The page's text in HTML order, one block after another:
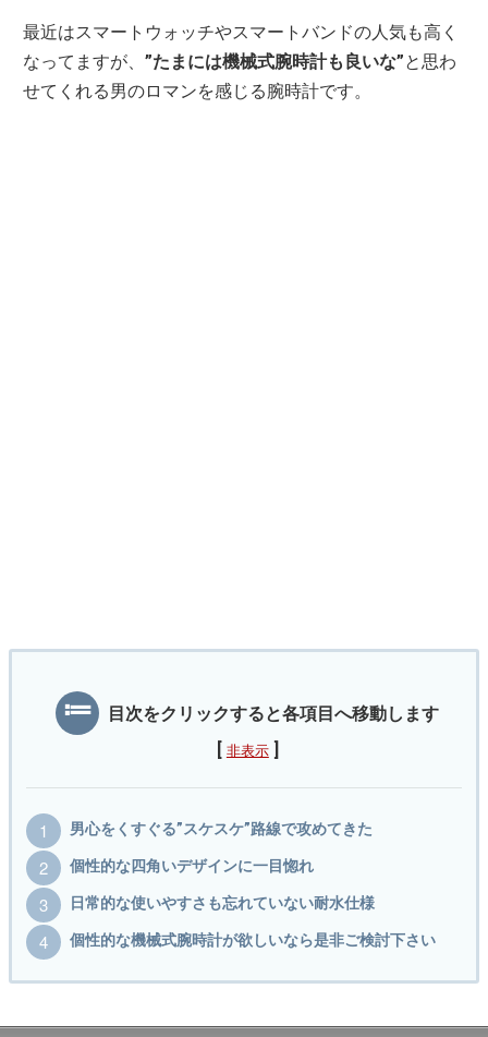
最近はスマートウォッチやスマートバンドの人気も高く
なってますが、”たまには機械式腕時計も良いな”と思わ
せてくれる男のロマンを感じる腕時計です。
目次をクリックすると各項目へ移動します
非表示
男心をくすぐる”スケスケ”路線で攻めてきた
個性的な四角いデザインに一目惚れ
日常的な使いやすさも忘れていない耐水仕様
個性的な機械式腕時計が欲しいなら是非ご検討下さい